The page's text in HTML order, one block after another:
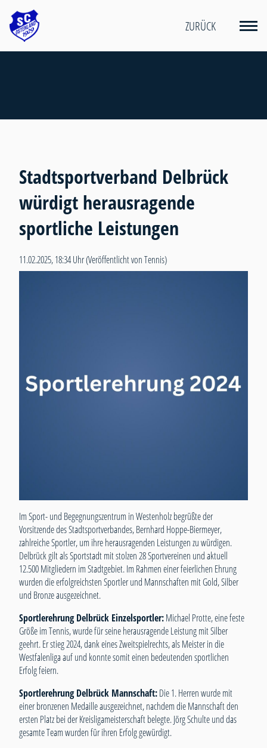
ZURÜCK
Stadtsportverband Delbrück
würdigt herausragende
sportliche Leistungen
11.02.2025, 18:34 Uhr(Veröffentlicht von Tennis)
Im Sport- und Begegnungszentrum in Westenholz begrüßte der
Vorsitzende des Stadtsportverbandes, Bernhard Hoppe-Biermeyer,
zahlreiche Sportler, um ihre herausragenden Leistungen zu würdigen.
Delbrück gilt als Sportstadt mit stolzen 28 Sportvereinen und aktuell
12.500 Mitgliedern im Stadtgebiet. Im Rahmen einer feierlichen Ehrung
wurden die erfolgreichsten Sportler und Mannschaften mit Gold, Silber
und Bronze ausgezeichnet.
Sportlerehrung Delbrück Einzelsportler:Michael Protte, eine feste
Größe im Tennis, wurde für seine herausragende Leistung mit Silber
geehrt. Er stieg 2024, dank eines Zweitspielrechts, als Meister in die
Westfalenliga auf und konnte somit einen bedeutenden sportlichen
Erfolg feiern.
Sportlerehrung Delbrück Mannschaft:Die 1. Herren wurde mit
einer bronzenen Medaille ausgezeichnet, nachdem die Mannschaft den
ersten Platz bei der Kreisligameisterschaft belegte. Jörg Schulte und das
gesamte Team wurden für ihren Erfolg gewürdigt.